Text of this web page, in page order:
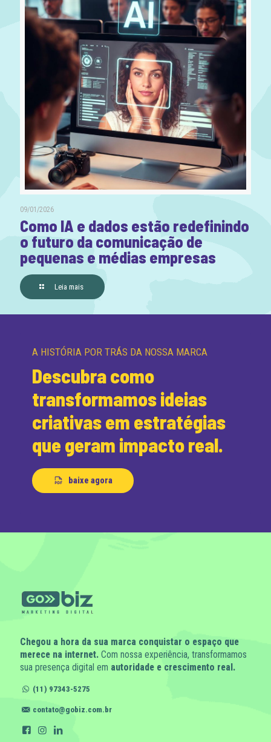
09/01/2026
Como IA e dados estão redefinindo
o futuro da comunicação de
pequenas e médias empresas
Leia mais
A HISTÓRIA POR TRÁS DA NOSSA MARCA
Descubra como
transformamos ideias
criativas em estratégias
que geram impacto real.
baixe agora
Chegou a hora da sua marca conquistar o espaço que
merece na internet. Com nossa experiência, transformamos
sua presença digital em autoridade e crescimento real.
(11) 97343-5275
contato@gobiz.com.br